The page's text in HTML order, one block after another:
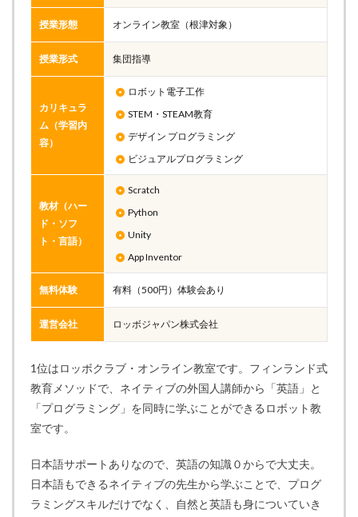
授業形態 オンライン教室（根津対象）
授業形式 集団指導
カリキュラ
ム（学習内
容）
ロボット電子工作
STEM・STEAM教育
デザイン プログラミング
ビジュアルプログラミング
教材（ハー
ド・ソフ
ト・言語）
Scratch
Python
Unity
App Inventor
無料体験 有料（500円）体験会あり
運営会社 ロッボジャパン株式会社
1位はロッボクラブ・オンライン教室です。フィンランド式
教育メソッドで、ネイティブの外国人講師から「英語」と
「プログラミング」を同時に学ぶことができるロボット教
室です。
日本語サポートありなので、英語の知識０からで大丈夫。
日本語もできるネイティブの先生から学ぶことで、プログ
ラミングスキルだけでなく、自然と英語も身についていき